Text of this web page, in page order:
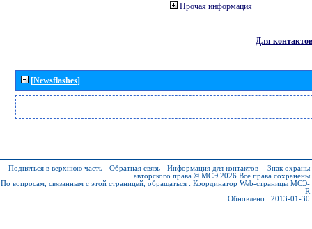
Прочая информация
Для контактов
[Newsflashes]
Подняться в верхнюю часть - Обратная связь - Информация для контактов - Знак охраны
авторского права © МСЭ 2026 Все права сохранены
По вопросам, связанным с этой страницей, обращаться : Координатор Web-страницы МСЭ-
R
Обновлено : 2013-01-30